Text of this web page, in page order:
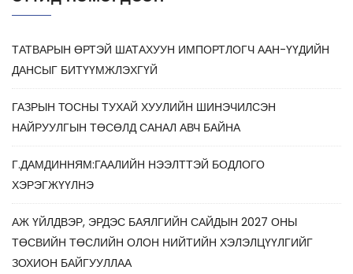
ТАТВАРЫН ӨРТЭЙ ШАТАХУУН ИМПОРТЛОГЧ ААН-ҮҮДИЙН
ДАНСЫГ БИТҮҮМЖЛЭХГҮЙ
ГАЗРЫН ТОСНЫ ТУХАЙ ХУУЛИЙН ШИНЭЧИЛСЭН
НАЙРУУЛГЫН ТӨСӨЛД САНАЛ АВЧ БАЙНА
Г.ДАМДИННЯМ:ГААЛИЙН НЭЭЛТТЭЙ БОДЛОГО
ХЭРЭГЖҮҮЛНЭ
АЖ ҮЙЛДВЭР, ЭРДЭС БАЯЛГИЙН САЙДЫН 2027 ОНЫ
ТӨСВИЙН ТӨСЛИЙН ОЛОН НИЙТИЙН ХЭЛЭЛЦҮҮЛГИЙГ
ЗОХИОН БАЙГУУЛЛАА